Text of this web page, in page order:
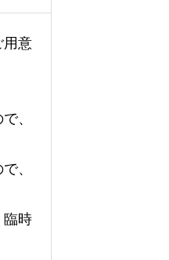
用意
、
、
臨時